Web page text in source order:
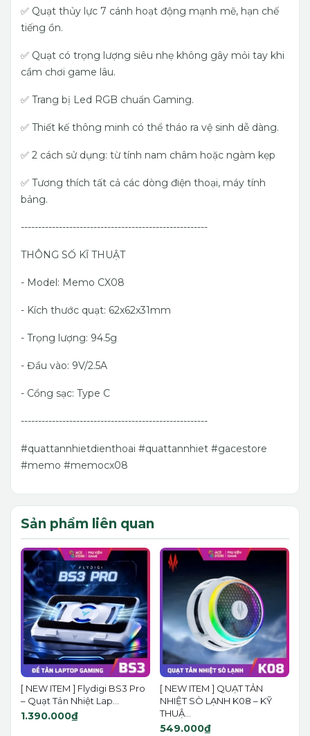
✅ Quạt thủy lực 7 cánh hoạt động mạnh mẽ, hạn chế
tiếng ồn.
✅ Quạt có trọng lượng siêu nhẹ không gây mỏi tay khi
cầm chơi game lâu.
✅ Trang bị Led RGB chuẩn Gaming.
✅ Thiết kế thông minh có thể tháo ra vệ sinh dễ dàng.
✅ 2 cách sử dụng: từ tính nam châm hoặc ngàm kẹp
✅ Tương thích tất cả các dòng điện thoại, máy tính
bảng.
------------------------------------------------------
THÔNG SỐ KĨ THUẬT
- Model: Memo CX08
- Kích thước quạt: 62x62x31mm
- Trọng lượng: 94.5g
- Đầu vào: 9V/2.5A
- Cổng sạc: Type C
------------------------------------------------------
#quattannhietdienthoai #quattannhiet #gacestore
#memo #memocx08
Sản phẩm liên quan
[ NEW ITEM ] Flydigi BS3 Pro
– Quạt Tản Nhiệt Lap...
1.390.000₫
[ NEW ITEM ] QUẠT TẢN
NHIỆT SÒ LẠNH K08 – KỸ
THUẬ...
549.000₫